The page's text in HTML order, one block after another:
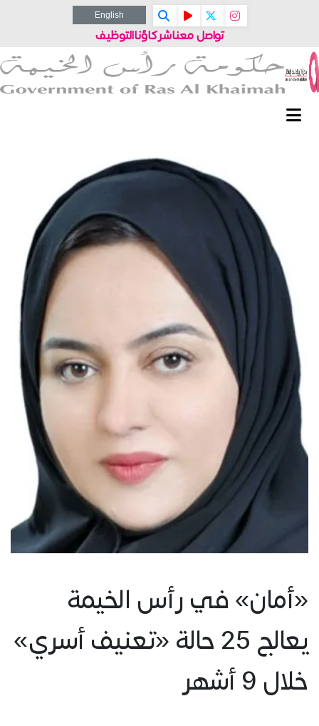
English
تواصل معناشركاؤناالتوظيف
«أمان» في رأس الخيمة
يعالج 25 حالة «تعنيف أسري»
خلال 9 أشهر